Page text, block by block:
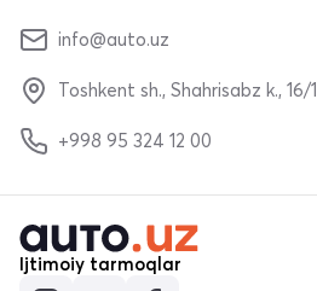
info@auto.uz
Toshkent sh., Shahrisabz k., 16/1
+998 95 324 12 00
Ijtimoiy tarmoqlar